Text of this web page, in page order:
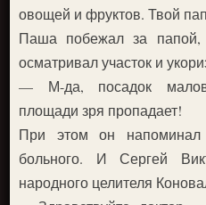
овощей и фруктов. Твой
Паша побежал за папой,
осматривал участок и
— М-да, посадок
площади зря пропадает!
При этом он напоминал
больного. И Сергей
народного целителя